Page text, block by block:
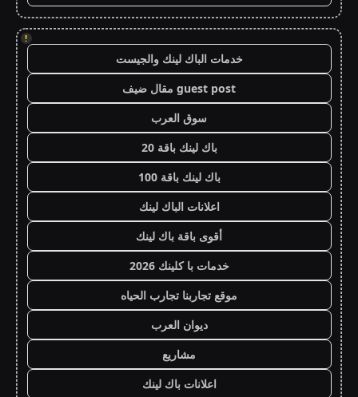
!
خدمات الباك لينك والجيست
guest post مقال ضيف
سوق العرب
باك لينك باقة 20
باك لينك باقة 100
اعلانات الباك لينك
أقوى باقة باك لينك
خدمات با كلينك 2026
موقع تجاربنا تجارب الحياه
ديوان العرب
مشاريع
اعلانات باك لينك